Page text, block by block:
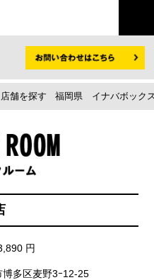
店舗を探す 福岡県 イナバボック
円
博多区麦野3ｰ12-25